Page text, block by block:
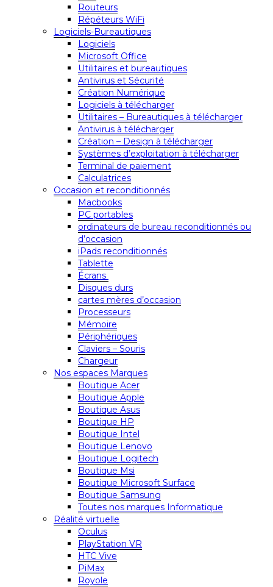
Routeurs
Répéteurs WiFi
Logiciels-Bureautiques
Logiciels
Microsoft Office
Utilitaires et bureautiques
Antivirus et Sécurité
Création Numérique
Logiciels à télécharger
Utilitaires – Bureautiques à télécharger
Antivirus à télécharger
Création – Design à télécharger
Systèmes d’exploitation à télécharger
Terminal de paiement
Calculatrices
Occasion et reconditionnés
Macbooks
PC portables
ordinateurs de bureau reconditionnés ou
d’occasion
iPads reconditionnés
Tablette
Écrans
Disques durs
cartes mères d’occasion
Processeurs
Mémoire
Périphériques
Claviers – Souris
Chargeur
Nos espaces Marques
Boutique Acer
Boutique Apple
Boutique Asus
Boutique HP
Boutique Intel
Boutique Lenovo
Boutique Logitech
Boutique Msi
Boutique Microsoft Surface
Boutique Samsung
Toutes nos marques Informatique
Réalité virtuelle
Oculus
PlayStation VR
HTC Vive
PiMax
Royole